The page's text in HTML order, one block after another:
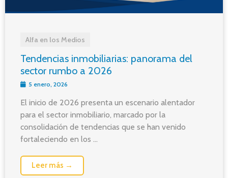
Alfa en los Medios
Tendencias inmobiliarias: panorama del
sector rumbo a 2026
5 enero, 2026
El inicio de 2026 presenta un escenario alentador
para el sector inmobiliario, marcado por la
consolidación de tendencias que se han venido
fortaleciendo en los ...
Leer más →